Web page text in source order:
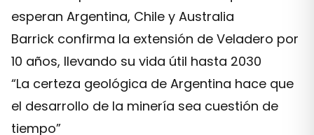
esperan Argentina, Chile y Australia
Barrick confirma la extensión de Veladero por
10 años, llevando su vida útil hasta 2030
“La certeza geológica de Argentina hace que
el desarrollo de la minería sea cuestión de
tiempo”